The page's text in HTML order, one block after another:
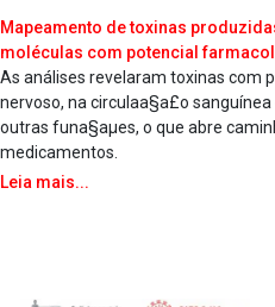
Mapeamento de toxinas
moléculas com potencial
As análises revelaram toxinas com
nervoso, na circulaa§a£o
outras funa§aµes, o que abre
medicamentos.
Leia mais...